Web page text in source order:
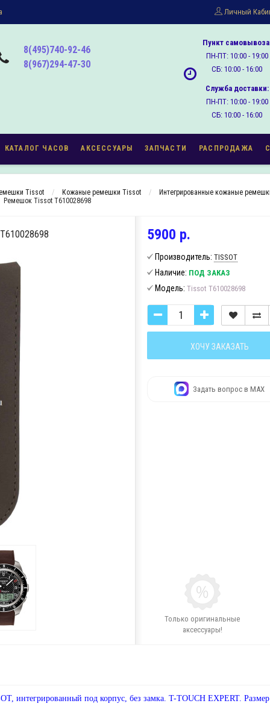
Личный
8(495)740-92-46
8(967)294-47-30
Пункт
ПН-ПТ: 10:00 - 19:00
СБ: 10:00 - 16:00
Служба доставки:
ПН-ПТ: 10:00 - 19:00
СБ: 10:00 - 16:00
КАТАЛОГ ЧАСОВ АКСЕССУАРЫ ЗАПЧАСТИ РАСПРОДАЖА
Tissot Кожаные ремешки Tissot
Интегрированные кожаные
Ремешок Tissot T610028698
5900 р.
Производитель: TISSOT
Наличие: ПОД ЗАКАЗ
Модель: Tissot T610028698
ХОЧУ ЗАКАЗАТЬ
Задать вопрос в MAX
Только оригинальные
аксессуары!
интегрированный под корпус, без замка. T-TOUCH EXPERT.